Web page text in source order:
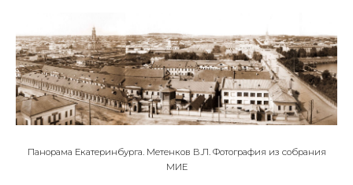
Панорама Екатеринбурга. Метенков В.Л. Фотография из собрания
МИЕ